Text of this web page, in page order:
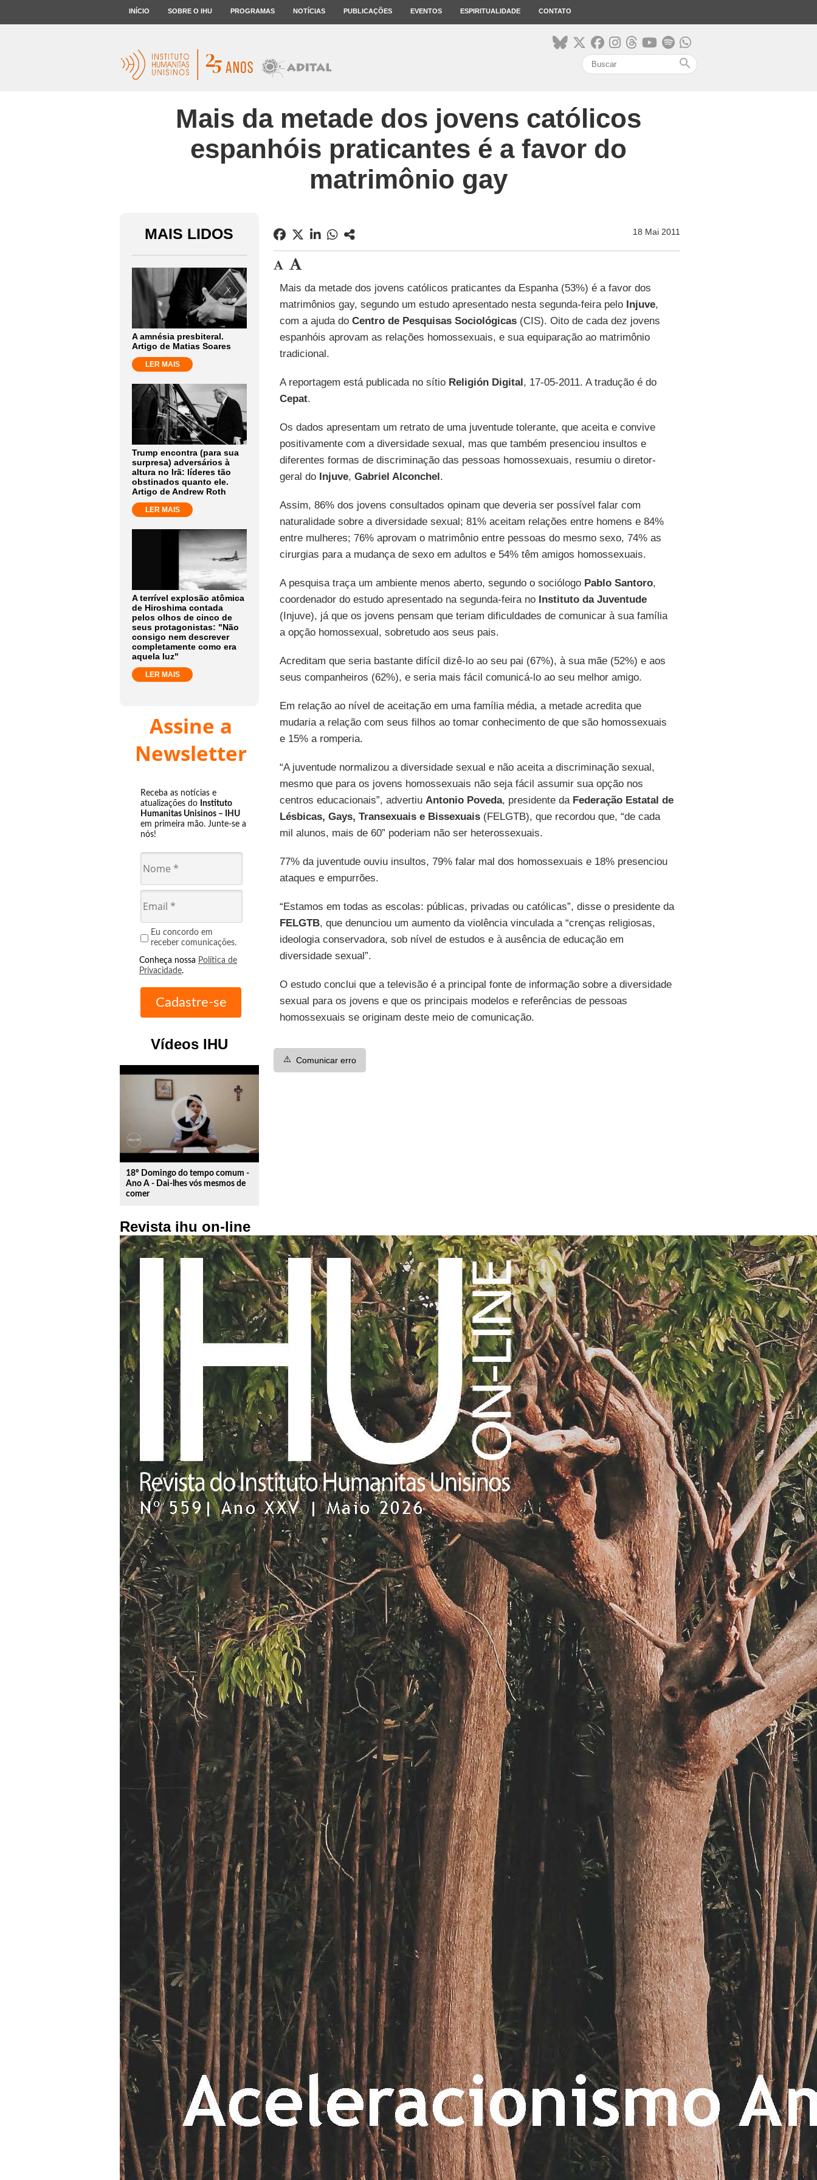
INÍCIO SOBRE O IHU PROGRAMAS NOTÍCIAS PUBLICAÇÕES EVENTOS ESPIRITUALIDADE CONTATO
search
Mais da metade dos jovens católicos
espanhóis praticantes é a favor do
matrimônio gay
MAIS LIDOS
A amnésia presbiteral.
Artigo de Matias Soares
LER MAIS
Trump encontra (para sua
surpresa) adversários à
altura no Irã: líderes tão
obstinados quanto ele.
Artigo de Andrew Roth
LER MAIS
A terrível explosão atômica
de Hiroshima contada
pelos olhos de cinco de
seus protagonistas: "Não
consigo nem descrever
completamente como era
aquela luz"
LER MAIS
Assine a
Newsletter
Receba as notícias e
atualizações do Instituto
Humanitas Unisinos – IHU
em primeira mão. Junte-se a
nós!
Eu concordo em
receber comunicações.
Conheça nossa Política de
Privacidade.
Vídeos IHU
play_circle_outline
18º Domingo do tempo comum -
Ano A - Dai-lhes vós mesmos de
comer
Revista ihu on-line
18 Mai 2011
Mais da metade dos jovens católicos praticantes da Espanha (53%) é a favor dos
matrimônios gay, segundo um estudo apresentado nesta segunda-feira pelo Injuve,
com a ajuda do Centro de Pesquisas Sociológicas(CIS). Oito de cada dez jovens
espanhóis aprovam as relações homossexuais, e sua equiparação ao matrimônio
tradicional.
A reportagem está publicada no sítio Religión Digital, 17-05-2011. A tradução é do
Cepat.
Os dados apresentam um retrato de uma juventude tolerante, que aceita e convive
positivamente com a diversidade sexual, mas que também presenciou insultos e
diferentes formas de discriminação das pessoas homossexuais, resumiu o diretor-
geral do Injuve, Gabriel Alconchel.
Assim, 86% dos jovens consultados opinam que deveria ser possível falar com
naturalidade sobre a diversidade sexual; 81% aceitam relações entre homens e 84%
entre mulheres; 76% aprovam o matrimônio entre pessoas do mesmo sexo, 74% as
cirurgias para a mudança de sexo em adultos e 54% têm amigos homossexuais.
A pesquisa traça um ambiente menos aberto, segundo o sociólogo Pablo Santoro,
coordenador do estudo apresentado na segunda-feira no Instituto da Juventude
(Injuve), já que os jovens pensam que teriam dificuldades de comunicar à sua família
a opção homossexual, sobretudo aos seus pais.
Acreditam que seria bastante difícil dizê-lo ao seu pai (67%), à sua mãe (52%) e aos
seus companheiros (62%), e seria mais fácil comunicá-lo ao seu melhor amigo.
Em relação ao nível de aceitação em uma família média, a metade acredita que
mudaria a relação com seus filhos ao tomar conhecimento de que são homossexuais
e 15% a romperia.
“A juventude normalizou a diversidade sexual e não aceita a discriminação sexual,
mesmo que para os jovens homossexuais não seja fácil assumir sua opção nos
centros educacionais”, advertiu Antonio Poveda, presidente da Federação Estatal de
Lésbicas, Gays, Transexuais e Bissexuais(FELGTB), que recordou que, “de cada
mil alunos, mais de 60” poderiam não ser heterossexuais.
77% da juventude ouviu insultos, 79% falar mal dos homossexuais e 18% presenciou
ataques e empurrões.
“Estamos em todas as escolas: públicas, privadas ou católicas”, disse o presidente da
FELGTB, que denunciou um aumento da violência vinculada a “crenças religiosas,
ideologia conservadora, sob nível de estudos e à ausência de educação em
diversidade sexual”.
O estudo conclui que a televisão é a principal fonte de informação sobre a diversidade
sexual para os jovens e que os principais modelos e referências de pessoas
homossexuais se originam deste meio de comunicação.
⚠️ Comunicar erro